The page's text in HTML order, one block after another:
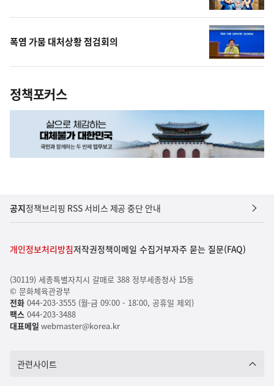
폭염 가뭄 대처상황 점검회의
정책포커스
공지정책브리핑 RSS 서비스 제공 중단 안내
개인정보처리방침저작권정책이메일 수집거부자주 묻는 질문(FAQ)
(30119) 세종특별자치시 갈매로 388 정부세종청사 15동
© 문화체육관광부
전화044-203-3555 (월-금 09:00 - 18:00, 공휴일 제외)
팩스044-203-3488
대표메일 webmaster@korea.kr
관련사이트